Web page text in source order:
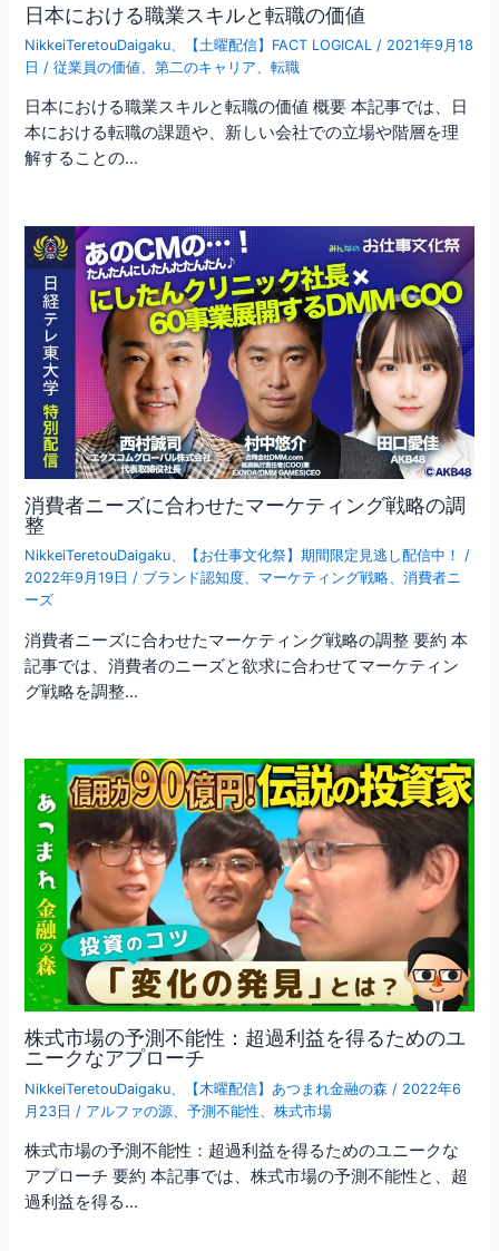
日本における職業スキルと転職の価値
NikkeiTeretouDaigaku 【土曜配信】FACT LOGICAL / 2021年9月18
日 /従業員の価値 、第二のキャリア 、転職
日本における職業スキルと転職の価値 概要 本記事では、日
本における転職の課題や、新しい会社での立場や階層を理
解することの…
消費者ニーズに合わせたマーケティング戦略の調
整
NikkeiTeretouDaigaku、 【お仕事文化祭】期間限定見逃し配信中！ /
2022年9月19日 / ブランド認知度、 マーケティング戦略、消費者ニ
ーズ
消費者ニーズに合わせたマーケティング戦略の調整 要約 本
記事では、消費者のニーズと欲求に合わせてマーケティン
グ戦略を調整…
株式市場の予測不能性：超過利益を得るためのユ
ニークなアプローチ
NikkeiTeretouDaigaku 【木曜配信】あつまれ金融の森 / 2022年6
月23日 / アルファの源 、予測不能性 、株式市場
株式市場の予測不能性：超過利益を得るためのユニークな
アプローチ 要約 本記事では、株式市場の予測不能性と、超
過利益を得る…